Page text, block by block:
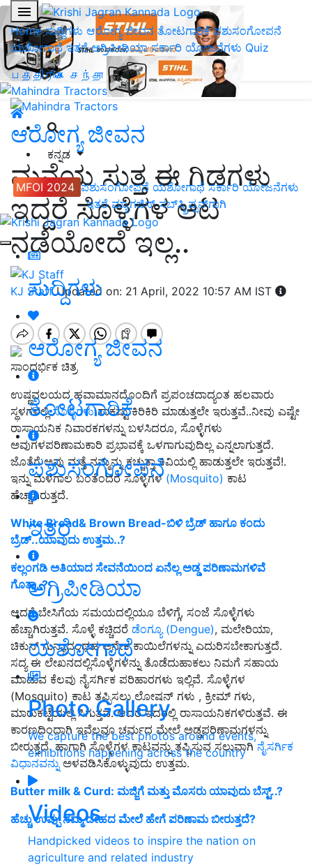
Home ಸುದ್ದಿಗಳು ಆರೋಗ್ಯ ಜೀವನ ತೋಟಗಾರಿಕೆಪಶುಸಂಗೋಪನೆ
ಯಶೋಗಾಥೆ ಇತರೆ ಅಗ್ರಿಪೀಡಿಯಾ ಸರ್ಕಾರಿ ಯೋಜನೆಗಳು Quiz
பத்திரிகை சந்தா
ಕನ್ನಡ
MFOI 2024 ಪಶುಸಂಗೋಪನೆ ಯಶೋಗಾಥೆ ಸರ್ಕಾರಿ ಯೋಜನೆಗಳು
ಇತರೆ ಮ್ಯಾಗಜಿನ್‌ ಸಬ್‌ಸ್ಕ್ರಿಪ್ಷನ್‌ಗಾಗಿ
ಸುದ್ದಿಗಳು
ಆರೋಗ್ಯ ಜೀವನ
ತೋಟಗಾರಿಕೆ
ಪಶುಸಂಗೋಪನೆ
ಇತರೆ
ಅಗ್ರಿಪೀಡಿಯಾ
ಯಶೋಗಾಥೆ
Photo Gallery
We capture the best photos around events,
exhibitions happening across the country
Videos
Handpicked videos to inspire the nation on
agriculture and related industry
ಆರೋಗ್ಯ ಜೀವನ
ಮನೆಯ ಸುತ್ತ ಈ ಗಿಡಗಳು
ಇದ್ದರೆ ಸೊಳ್ಳೆಗಳ ಆಟ
ನಡೆಯೋದೆ ಇಲ್ಲ..
KJ StaffUpdated on: 21 April, 2022 10:57 AM IST
ಸಾಂದರ್ಭಿಕ ಚಿತ್ರ
ಉಷ್ಣವಲಯದ ಹವಾಮಾನದೊಂದಿಗೆ ಪ್ರಪಂಚದಾದ್ಯಂತ ಹಲವಾರು
ಸ್ಥಳಗಳಲ್ಲಿಸೊಳ್ಳೆಗಳುಸಾಕಷ್ಟು ಕಿರಿಕಿರಿ ಮಾಡುತ್ತಲೇ ಇರುತ್ತವೆ..ನೀವು ಎಷ್ಟೇ
ರಾಸಾಯನಿಕ ನಿವಾರಕಗಳನ್ನು ಬಳಸಿದರೂ, ಸೊಳ್ಳೆಗಳು
ಅವುಗಳಪರಿಣಾಮಕಾರಿ ಪ್ರಭಾವಕ್ಕೆ ಒಳಗಾಗುವುದಿಲ್ಲ ಎನ್ನಲಾಗುತ್ತದೆ.
ಜೊತೆಗೆ ಅವು ಮತ್ತೆ ನಮ್ಮನ್ನು ಕಚ್ಚುತ್ತಾ ಕಿವಿಯಲ್ಲಿ ಹಾಡುತ್ತಲೇ ಇರುತ್ತವೆ!.
ಇನ್ನು ಮಳೆಗಾಲ ಬಂತೆಂದರೆ ಸೊಳ್ಳೆಗಳ (Mosquito) ಕಾಟ
ಹೆಚ್ಚಾಗಿರುತ್ತದೆ.
White Bread& Brown Bread-ಬಿಳಿ ಬ್ರೆಡ್ ಹಾಗೂ ಕಂದು
ಬ್ರೆಡ್..ಯಾವುದು ಉತ್ತಮ..?
ಕಲ್ಲಂಗಡಿ ಅತಿಯಾದ ಸೇವನೆಯಿಂದ ಏನೆಲ್ಲ ಅಡ್ಡ ಪರಿಣಾಮಗಳಿವೆ
ಗೊತ್ತಾ..?
ಆದರೆ ಬೇಸಿಗೆಯ ಸಮಯದಲ್ಲಿಯೂ ಬೆಳಿಗ್ಗೆ, ಸಂಜೆ ಸೊಳ್ಳೆಗಳು
ಹೆಚ್ಚಾಗಿರುತ್ತವೆ. ಸೊಳ್ಳೆ ಕಚ್ಚಿದರೆ ಡೆಂಗ್ಯೂ (Dengue), ಮಲೇರಿಯಾ,
ಚಿಕುನ್ ಗುನ್ಯಾದಂಥಹ ಅನೇಕ ಕಾಯಿಲೆಗಳನ್ನು ಎದುರಿಸಬೇಕಾಗುತ್ತದೆ.
ಸದ್ಯ ಈ ಲೇಖನದಲ್ಲಿಸೊಳ್ಳೆಗಳನ್ನು ತೊಡೆದುಹಾಕಲು ನಿಮಗೆ ಸಹಾಯ
ಮಾಡುವ ಕೆಲವು ನೈಸರ್ಗಿಕ ಪರಿಹಾರಗಳು ಇಲ್ಲಿವೆ. ಸೊಳ್ಳೆಗಳ
(Mosquito) ಕಾಟ ತಪ್ಪಿಸಲು ಲೋಷನ್ ಗಳು , ಕ್ರೀಮ್ ಗಳು,
ಮಾರುಕಟ್ಟೆಯಲ್ಲಿ ಸಿಗುತ್ತವೆ. ಆದರೆ ಇದರಲ್ಲಿ ರಾಸಾಯನಿಕಗಳಿರುತ್ತವೆ. ಈ
ಕಾರಣದಿಂದಾಗಿ ಇವೆಲ್ಲವೂ ಚರ್ಮದ ಮೇಲೆ ಅಡ್ಡಪರಿಣಾಮಗಳನ್ನು
ಬೀರುತ್ತದೆ. ಹಾಗಾಗಿ ಸೊಳ್ಳೆಗಳ ಕಾಟವನ್ನು ತಪ್ಪಿಸುವ ಸಲುವಾಗಿನೈಸರ್ಗಿಕ
ವಿಧಾನವನ್ನುಅಳವಡಿಸಿಕೊಳ್ಳುವುದು ಉತ್ತಮ.
Butter milk ‍& Curd: ಮಜ್ಜಿಗೆ ಮತ್ತು ಮೊಸರು ಯಾವುದು ಬೆಸ್ಟ್‌..?
ಹೆಚ್ಚು ಉಪ್ಪು ನಮ್ಮ ದೇಹದ ಮೇಲೆ ಹೇಗೆ ಪರಿಣಾಮ ಬೀರುತ್ತದೆ?